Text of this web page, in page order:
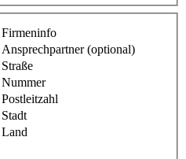
Firmeninfo
Ansprechpartner (optional)
Straße
Nummer
Postleitzahl
Stadt
Land